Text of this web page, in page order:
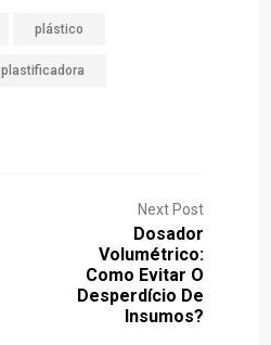
plástico
plastificadora
Next Post
Dosador
Volumétrico:
Como Evitar O
Desperdício De
Insumos?